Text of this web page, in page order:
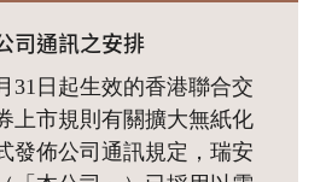
司通訊之安排
31日起生效的香港聯合交
上市規則有關擴大無紙化
發佈公司通訊規定，瑞安